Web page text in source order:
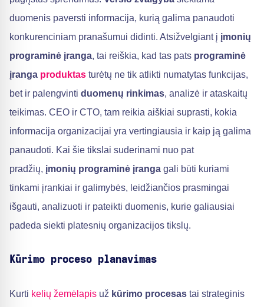
duomenis paversti informacija, kurią galima panaudoti
konkurenciniam pranašumui didinti. Atsižvelgiant į įmonių
programinė įranga, tai reiškia, kad tas pats programinė
įranga produktas turėtų ne tik atlikti numatytas funkcijas,
bet ir palengvinti duomenų rinkimas, analizė ir ataskaitų
teikimas. CEO ir CTO, tam reikia aiškiai suprasti, kokia
informacija organizacijai yra vertingiausia ir kaip ją galima
panaudoti. Kai šie tikslai suderinami nuo pat
pradžių, įmonių programinė įranga gali būti kuriami
tinkami įrankiai ir galimybės, leidžiančios prasmingai
išgauti, analizuoti ir pateikti duomenis, kurie galiausiai
padeda siekti platesnių organizacijos tikslų.
Kūrimo proceso planavimas
Kurti kelių žemėlapis už kūrimo procesas tai strateginis